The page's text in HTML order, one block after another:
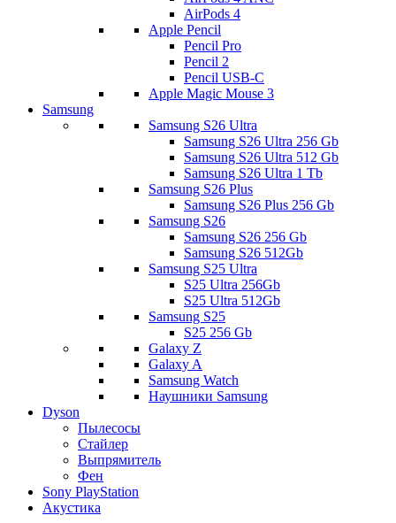
AirPods 4
Apple Pencil
Pencil Pro
Pencil 2
Pencil USB-C
Apple Magic Mouse 3
Samsung
Samsung S26 Ultra
Samsung S26 Ultra 256 Gb
Samsung S26 Ultra 512 Gb
Samsung S26 Ultra 1 Tb
Samsung S26 Plus
Samsung S26 Plus 256 Gb
Samsung S26
Samsung S26 256 Gb
Samsung S26 512Gb
Samsung S25 Ultra
S25 Ultra 256Gb
S25 Ultra 512Gb
Samsung S25
S25 256 Gb
Galaxy Z
Galaxy A
Samsung Watch
Наушники Samsung
Dyson
Пылесосы
Стайлер
Выпрямитель
Фен
Sony PlayStation
Акустика